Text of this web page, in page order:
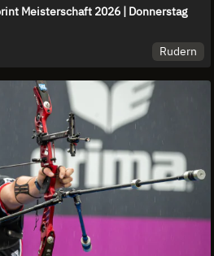
Meisterschaft 2026 | Donnerstag
Rudern